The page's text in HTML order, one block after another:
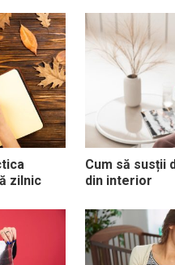
zilnic
Cum să susții
din interior